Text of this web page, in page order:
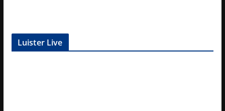
Luister Live